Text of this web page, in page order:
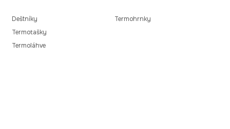
Deštníky
Termotašky
Termoláhve
Termohrnky